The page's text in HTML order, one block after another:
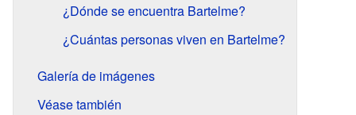
¿Dónde se encuentra Bartelme?
¿Cuántas personas viven en Bartelme?
Galería de imágenes
Véase también